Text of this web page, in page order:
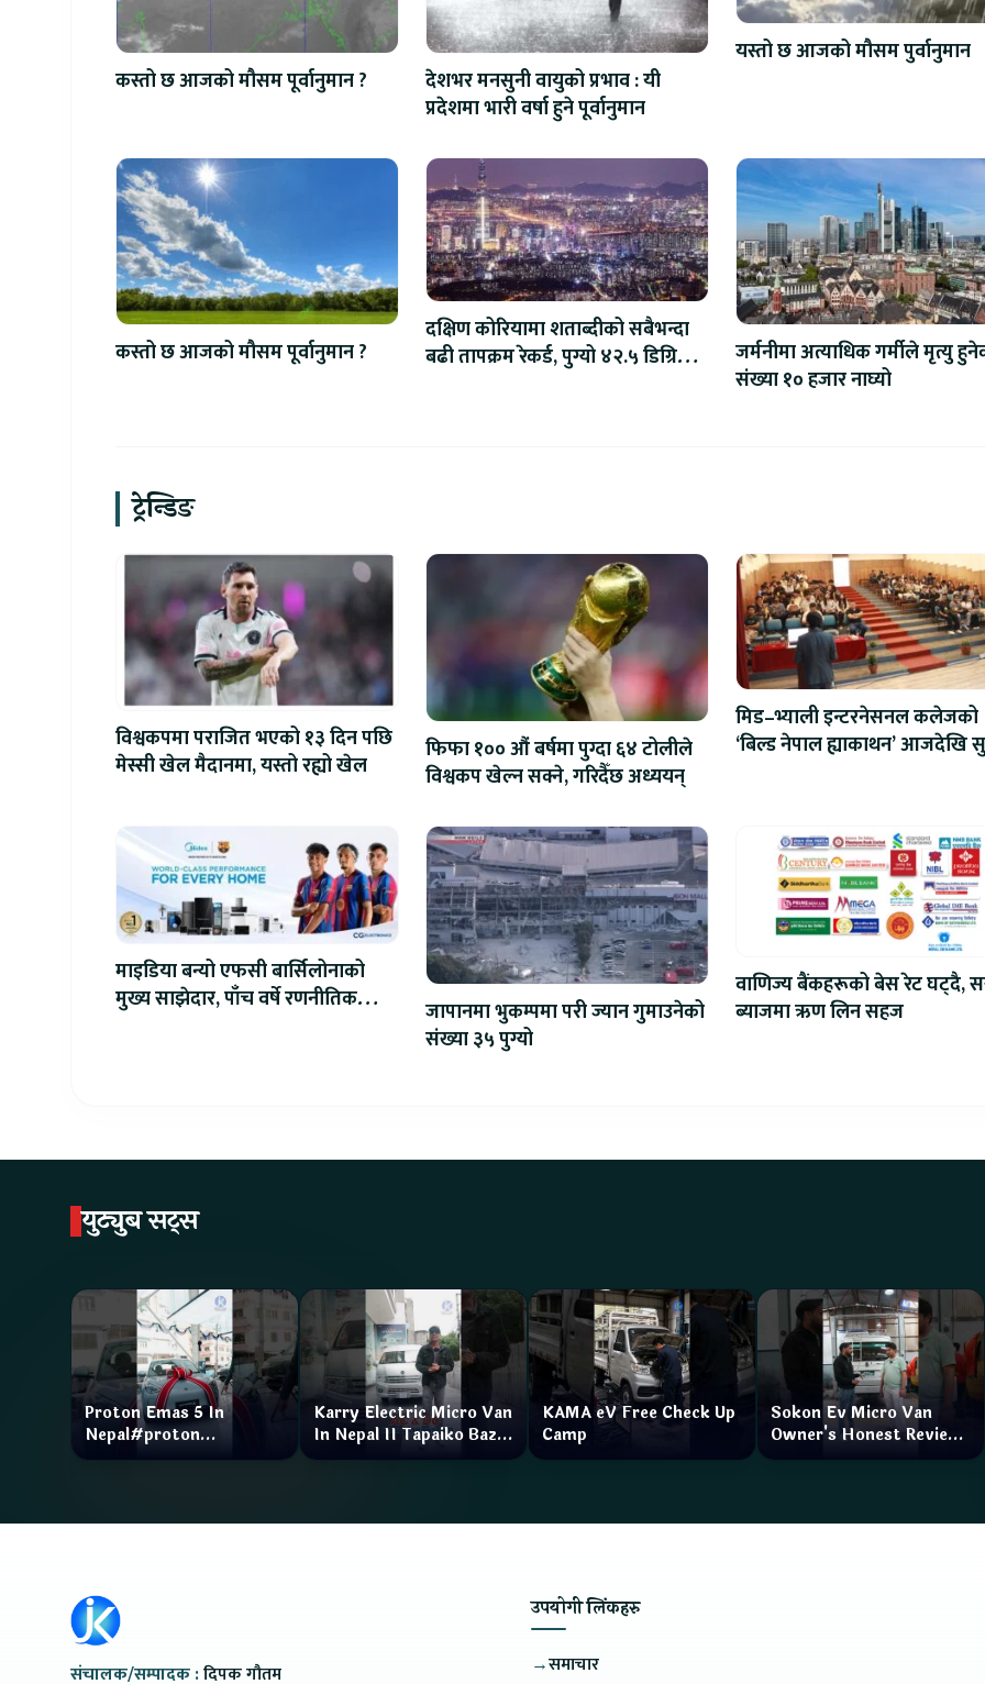
कस्तो छ आजको मौसम पूर्वानुमान ?
देशभर मनसुनी वायुको प्रभाव : यी
प्रदेशमा भारी वर्षा हुने पूर्वानुमान
यस्तो छ आजको मौसम पुर्वानुमान
कस्तो छ आजको मौसम पूर्वानुमान ?
दक्षिण कोरियामा शताब्दीको सबैभन्दा
बढी तापक्रम रेकर्ड, पुग्यो ४२.५ डिग्रि
जर्मनीमा अत्याधिक गर्मीले मृत्यु
संख्या १० हजार नाघ्यो
ट्रेन्डिङ
विश्वकपमा पराजित भएको १३ दिन पछि
मेस्सी खेल मैदानमा, यस्तो रह्यो खेल
फिफा १०० औं बर्षमा पुग्दा ६४ टोलीले
विश्वकप खेल्न सक्ने, गरिदैँछ अध्ययन्
मिड–भ्याली इन्टरनेसनल कलेजको
‘बिल्ड नेपाल ह्याकाथन’ आजदेखि
माइडिया बन्यो एफसी बार्सिलोनाको
मुख्य साझेदार, पाँच वर्षे रणनीतिक
जापानमा भुकम्पमा परी ज्यान गुमाउनेको
संख्या ३५ पुग्यो
वाणिज्य बैंकहरूको बेस रेट घट्दै,
ब्याजमा ऋण लिन सहज
युट्युब सट्स
Proton Emas 5 In
Nepal#proton
#protonemas5#protonnepal#evcarnepal
Karry Electric Micro Van
In Nepal II Tapaiko Bazar
II Jankari Kendra
KAMA eV Free Check Up
Camp
Sokon Ev Micro Van
Owner's Honest Review
How is the service?
संचालक/सम्पादक :दिपक गौतम
उपयोगी लिंकहरु
→समाचार